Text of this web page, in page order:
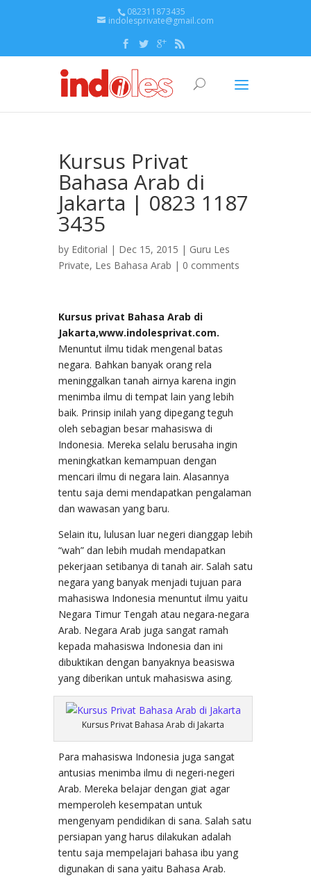
082311873435
indolesprivate@gmail.com
Kursus Privat
Bahasa Arab di
Jakarta | 0823 1187
3435
by Editorial | Dec 15, 2015 | Guru Les
Private, Les Bahasa Arab | 0 comments
Kursus privat Bahasa Arab di
Jakarta,www.indolesprivat.com.
Menuntut ilmu tidak mengenal batas
negara. Bahkan banyak orang rela
meninggalkan tanah airnya karena ingin
menimba ilmu di tempat lain yang lebih
baik. Prinsip inilah yang dipegang teguh
oleh sebagian besar mahasiswa di
Indonesia. Mereka selalu berusaha ingin
meningkatkan kemampuan dengan
mencari ilmu di negara lain. Alasannya
tentu saja demi mendapatkan pengalaman
dan wawasan yang baru.
Selain itu, lulusan luar negeri dianggap lebih
“wah” dan lebih mudah mendapatkan
pekerjaan setibanya di tanah air. Salah satu
negara yang banyak menjadi tujuan para
mahasiswa Indonesia menuntut ilmu yaitu
Negara Timur Tengah atau negara-negara
Arab. Negara Arab juga sangat ramah
kepada mahasiswa Indonesia dan ini
dibuktikan dengan banyaknya beasiswa
yang diberikan untuk mahasiswa asing.
Kursus Privat Bahasa Arab di Jakarta
Para mahasiswa Indonesia juga sangat
antusias menimba ilmu di negeri-negeri
Arab. Mereka belajar dengan giat agar
memperoleh kesempatan untuk
mengenyam pendidikan di sana. Salah satu
persiapan yang harus dilakukan adalah
tentu saja mempelajari bahasa ibu yang
digunakan di sana yaitu Bahasa Arab.